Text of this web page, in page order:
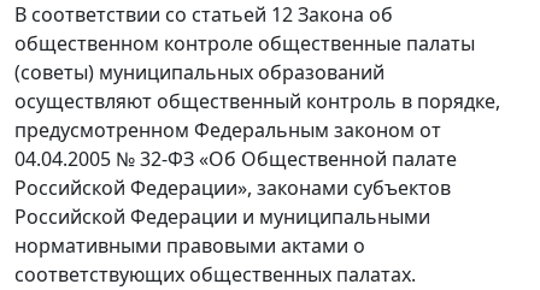
В соответствии со статьей 12 Закона об
общественном контроле общественные палаты
(советы) муниципальных образований
осуществляют общественный контроль в порядке,
предусмотренном Федеральным законом от
04.04.2005 № 32-ФЗ «Об Общественной палате
Российской Федерации», законами субъектов
Российской Федерации и муниципальными
нормативными правовыми актами о
соответствующих общественных палатах.